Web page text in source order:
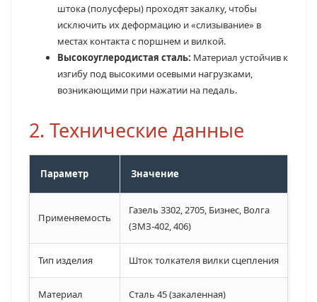
штока (полусферы) проходят закалку, чтобы
исключить их деформацию и «слизывание» в
местах контакта с поршнем и вилкой.
Высокоуглеродистая сталь: Материал устойчив к
изгибу под высокими осевыми нагрузками,
возникающими при нажатии на педаль.
2. Технические данные
Параметр Значение
Применяемость
Газель 3302, 2705, Бизнес, Волга
(ЗМЗ-402, 406)
Тип изделия Шток толкателя вилки сцепления
Материал Сталь 45 (закаленная)